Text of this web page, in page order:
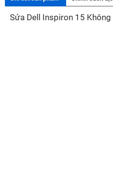
Sửa Dell Inspiron 15 Không